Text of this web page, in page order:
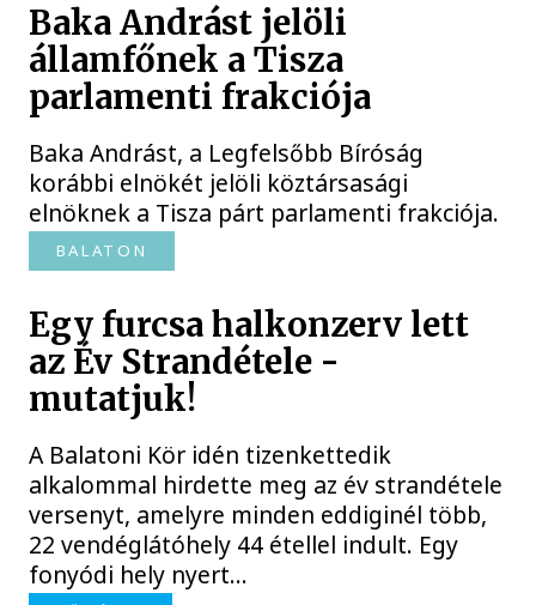
Baka Andrást jelöli
államfőnek a Tisza
parlamenti frakciója
Baka Andrást, a Legfelsőbb Bíróság
korábbi elnökét jelöli köztársasági
elnöknek a Tisza párt parlamenti frakciója.
BALATON
Egy furcsa halkonzerv lett
az Év Strandétele -
mutatjuk!
A Balatoni Kör idén tizenkettedik
alkalommal hirdette meg az év strandétele
versenyt, amelyre minden eddiginél több,
22 vendéglátóhely 44 étellel indult. Egy
fonyódi hely nyert...